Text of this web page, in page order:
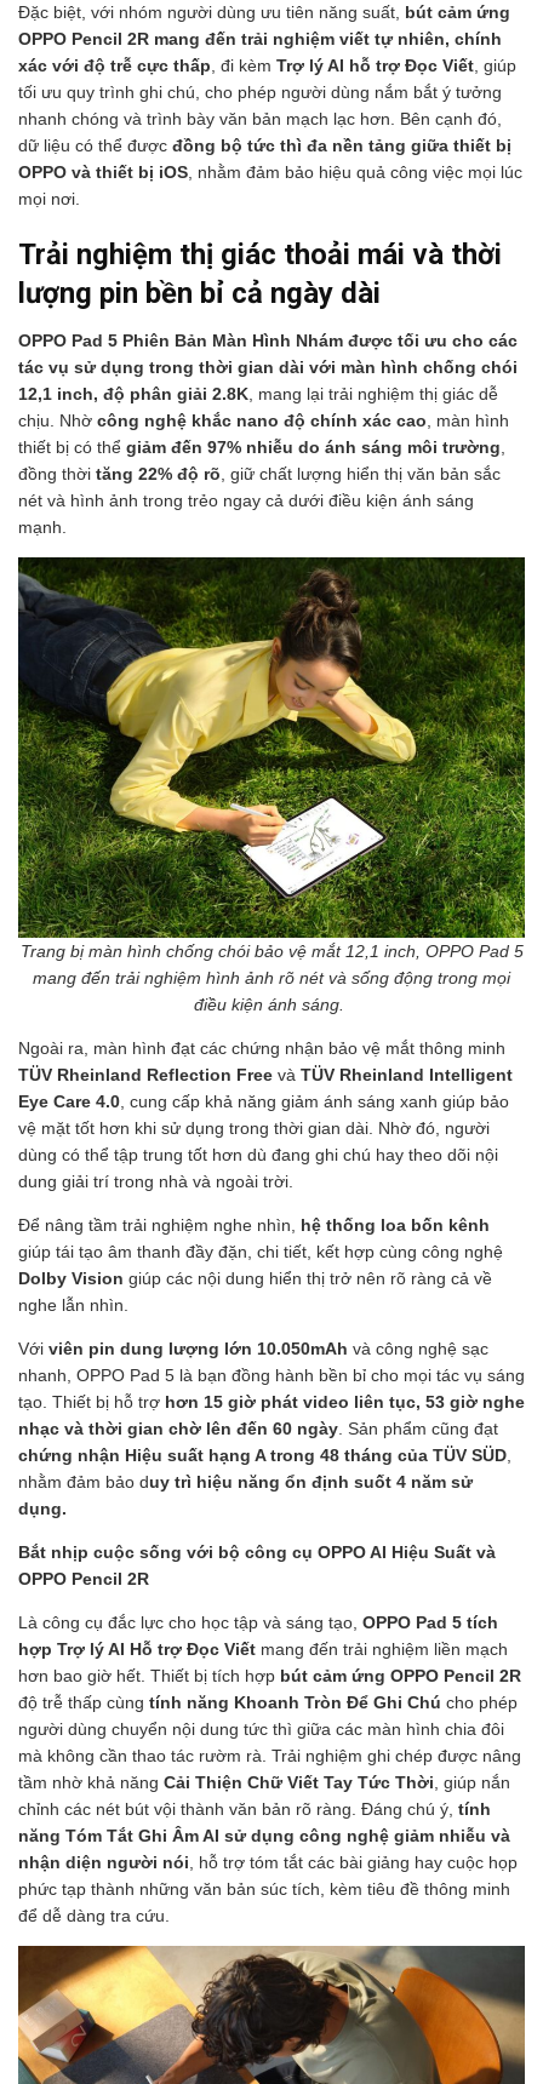
Đặc biệt, với nhóm người dùng ưu tiên năng suất, bút cảm ứng
OPPO Pencil 2R mang đến trải nghiệm viết tự nhiên, chính
xác với độ trễ cực thấp , đi kèm Trợ lý AI hỗ trợ Đọc Viết , giúp
tối ưu quy trình ghi chú, cho phép người dùng nắm bắt ý tưởng
nhanh chóng và trình bày văn bản mạch lạc hơn. Bên cạnh đó,
dữ liệu có thể được đồng bộ tức thì đa nền tảng giữa thiết bị
OPPO và thiết bị iOS , nhằm đảm bảo hiệu quả công việc mọi lúc
mọi nơi.
Trải nghiệm thị giác thoải mái và thời
lượng pin bền bỉ cả ngày dài
OPPO Pad 5 Phiên Bản Màn Hình Nhám được tối ưu cho các
tác vụ sử dụng trong thời gian dài với màn hình chống chói
12,1 inch, độ phân giải 2.8K, mang lại trải nghiệm thị giác dễ
chịu. Nhờ công nghệ khắc nano độ chính xác cao, màn hình
thiết bị có thể giảm đến 97% nhiễu do ánh sáng môi trường,
đồng thời tăng 22% độ rõ, giữ chất lượng hiển thị văn bản sắc
nét và hình ảnh trong trẻo ngay cả dưới điều kiện ánh sáng
mạnh.
Trang bị màn hình chống chói bảo vệ mắt 12,1 inch, OPPO Pad 5
mang đến trải nghiệm hình ảnh rõ nét và sống động trong mọi
điều kiện ánh sáng.
Ngoài ra, màn hình đạt các chứng nhận bảo vệ mắt thông minh
TÜV Rheinland Reflection Free và TÜV Rheinland Intelligent
Eye Care 4.0 , cung cấp khả năng giảm ánh sáng xanh giúp bảo
vệ mặt tốt hơn khi sử dụng trong thời gian dài. Nhờ đó, người
dùng có thể tập trung tốt hơn dù đang ghi chú hay theo dõi nội
dung giải trí trong nhà và ngoài trời.
Để nâng tầm trải nghiệm nghe nhìn, hệ thống loa bốn kênh
giúp tái tạo âm thanh đầy đặn, chi tiết, kết hợp cùng công nghệ
Dolby Vision giúp các nội dung hiển thị trở nên rõ ràng cả về
nghe lẫn nhìn.
Với viên pin dung lượng lớn 10.050mAh và công nghệ sạc
nhanh, OPPO Pad 5 là bạn đồng hành bền bỉ cho mọi tác vụ sáng
tạo. Thiết bị hỗ trợ hơn 15 giờ phát video liên tục, 53 giờ nghe
nhạc và thời gian chờ lên đến 60 ngày . Sản phẩm cũng đạt
chứng nhận Hiệu suất hạng A trong 48 tháng của TÜV SÜD
nhằm đảm bảo duy trì hiệu năng ổn định suốt 4 năm sử
dụng.
Bắt nhịp cuộc sống với bộ công cụ OPPO AI Hiệu Suất và
OPPO Pencil 2R
Là công cụ đắc lực cho học tập và sáng tạo, OPPO Pad 5 tích
hợp Trợ lý AI Hỗ trợ Đọc Viết mang đến trải nghiệm liền mạch
hơn bao giờ hết. Thiết bị tích hợp bút cảm ứng OPPO Pencil 2R
độ trễ thấp cùng tính năng Khoanh Tròn Để Ghi Chú cho phép
người dùng chuyển nội dung tức thì giữa các màn hình chia đôi
mà không cần thao tác rườm rà. Trải nghiệm ghi chép được nâng
tầm nhờ khả năng Cải Thiện Chữ Viết Tay Tức Thời , giúp nắn
chỉnh các nét bút vội thành văn bản rõ ràng. Đáng chú ý, tính
năng Tóm Tắt Ghi Âm AI sử dụng công nghệ giảm nhiễu và
nhận diện người nói , hỗ trợ tóm tắt các bài giảng hay cuộc họp
phức tạp thành những văn bản súc tích, kèm tiêu đề thông minh
để dễ dàng tra cứu.